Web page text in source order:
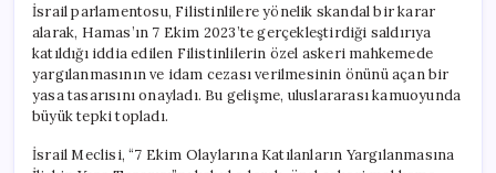
Cezası
Yolu
Açıldı
için
İsrail parlamentosu, Filistinlilere yönelik skandal bir karar
alarak, Hamas’ın 7 Ekim 2023’te gerçekleştirdiği saldırıya
katıldığı iddia edilen Filistinlilerin özel askeri mahkemede
yargılanmasının ve idam cezası verilmesinin önünü açan bir
yasa tasarısını onayladı. Bu gelişme, uluslararası kamuoyunda
büyük tepki topladı.
İsrail Meclisi, “7 Ekim Olaylarına Katılanların Yargılanmasına